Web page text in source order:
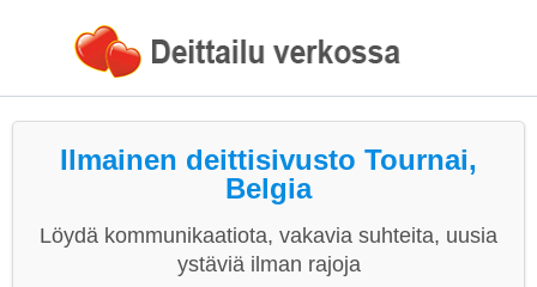
Ilmainen deittisivusto Tournai,
Belgia
Löydä kommunikaatiota, vakavia suhteita, uusia
ystäviä ilman rajoja